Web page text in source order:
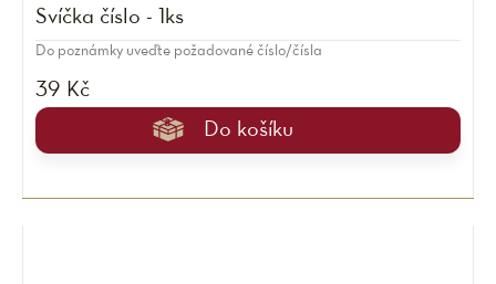
Svíčka číslo - 1ks
39 Kč
Do košíku
Do poznámky uveďte požadované číslo/čísla